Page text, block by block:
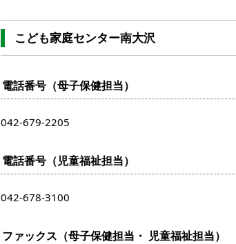
こども家庭センター南大沢
電話番号（母子保健担当）
042-679-2205
電話番号（児童福祉担当）
042-678-3100
ファックス（母子保健担当・ 児童福祉担当）